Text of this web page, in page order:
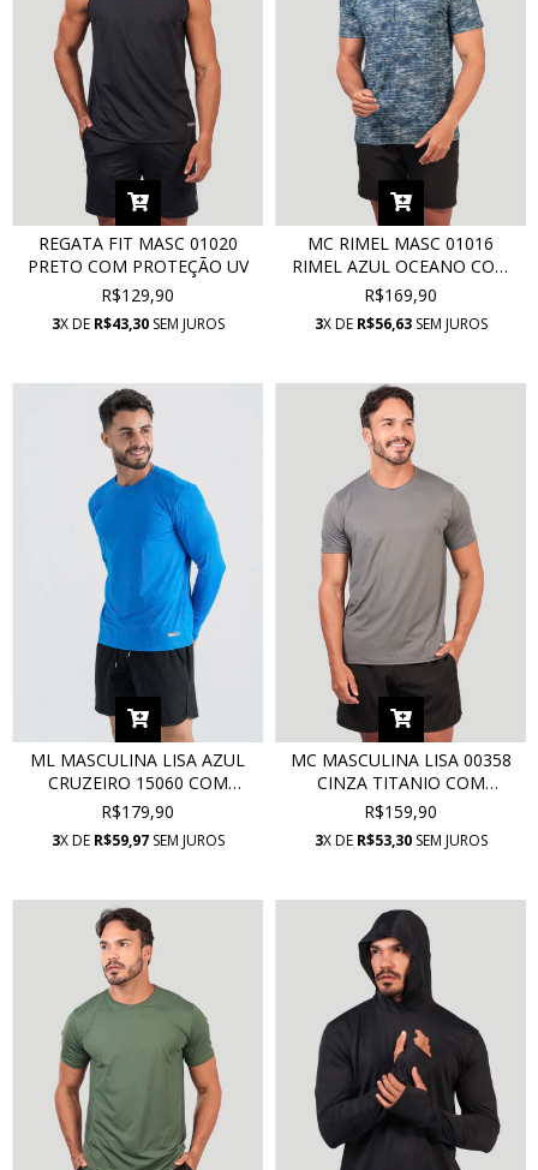
REGATA FIT MASC 01020
PRETO COM PROTEÇÃO UV
R$129,90
3X DE R$43,30SEM JUROS
MC RIMEL MASC 01016
RIMEL AZUL OCEANO COM
PROTEÇÃO UV
R$169,90
3X DE R$56,63SEM JUROS
ML MASCULINA LISA AZUL
CRUZEIRO 15060 COM
PROTEÇÃO UV
R$179,90
3X DE R$59,97SEM JUROS
MC MASCULINA LISA 00358
CINZA TITANIO COM
PROTEÇÃO UV
R$159,90
3X DE R$53,30SEM JUROS